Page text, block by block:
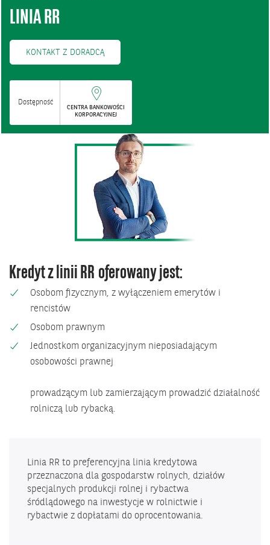
LINIA RR
KONTAKT Z DORADCĄ
Dostępność
CENTRA BANKOWOŚCI
KORPORACYJNEJ
Kredyt z linii RR oferowany jest:
Osobom fizycznym, z wyłączeniem emerytów i
rencistów
Osobom prawnym
Jednostkom organizacyjnym nieposiadającym
osobowości prawnej
prowadzącym lub zamierzającym prowadzić działalność
rolniczą lub rybacką.
Linia RR to preferencyjna linia kredytowa
przeznaczona dla gospodarstw rolnych, działów
specjalnych produkcji rolnej i rybactwa
śródlądowego na inwestycje w rolnictwie i
rybactwie z dopłatami do oprocentowania.